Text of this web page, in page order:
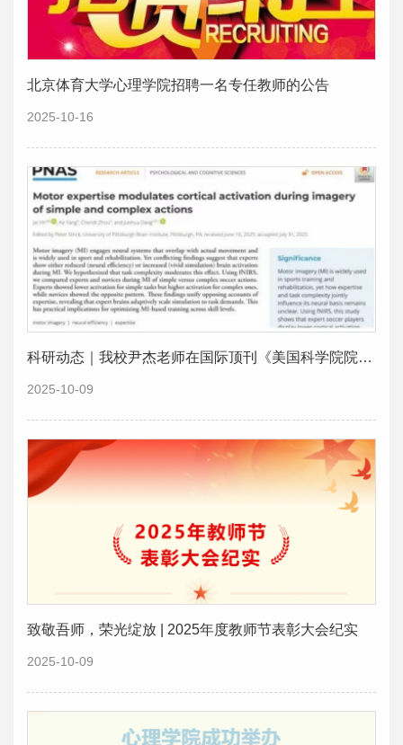
北京体育大学心理学院招聘一名专任教师的公告
2025-10-16
科研动态｜我校尹杰老师在国际顶刊《美国科学院院刊》PNAS发表论文
2025-10-09
致敬吾师，荣光绽放 | 2025年度教师节表彰大会纪实
2025-10-09